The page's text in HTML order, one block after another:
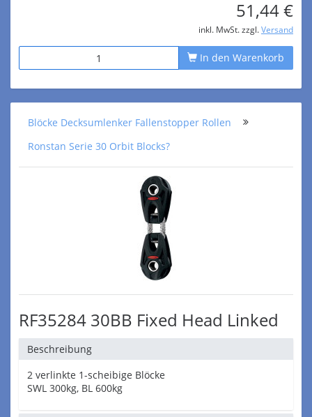
51,44 €
inkl. MwSt. zzgl. Versand
In den Warenkorb
Blöcke Decksumlenker Fallenstopper Rollen
Ronstan Serie 30 Orbit Blocks?
RF35284 30BB Fixed Head Linked
Beschreibung
2 verlinkte 1-scheibige Blöcke
SWL 300kg, BL 600kg